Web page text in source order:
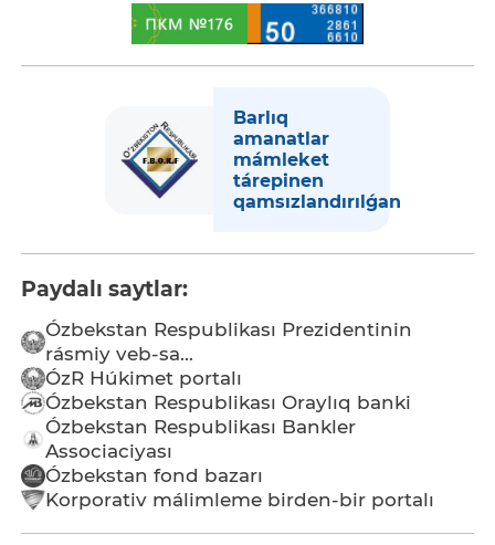
Barlıq
amanatlar
mámleket
tárepinen
qamsızlandırılǵan
Paydalı saytlar:
Ózbekstan Respublikası Prezidentinin
rásmiy veb-sa...
ÓzR Húkimet portalı
Ózbekstan Respublikası Oraylıq banki
Ózbekstan Respublikası Bankler
Associaciyası
Ózbekstan fond bazarı
Korporativ málimleme birden-bir portalı